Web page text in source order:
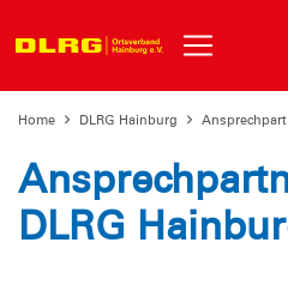
Home DLRG Hainburg
DLRG